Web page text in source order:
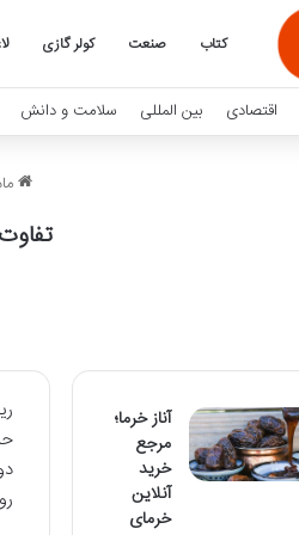
کتاب صنعت کولر گازی
اقتصادی بین المللی سلامت و دانش
آناز خرما؛
مرجع
خرید
آنلاین
خرمای